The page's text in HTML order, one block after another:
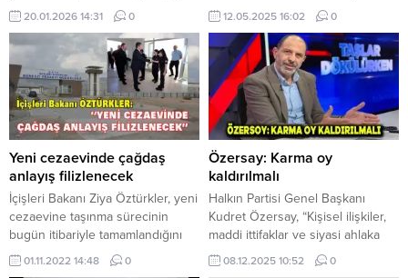
toplam maddi hasar 3 milyon 450
bin 500 TL oldu. En fazla kaza
Lefkoşa, Girne ve Gazimağusa’da
kaydedildi. Son bir haftalık sürede
KKTC’de 64 trafik kazası meydana
geldiği, 27 kişinin yaralandığı
bildirildi. Polis Basın Subaylığının...
20.01.2026 14:31 0
halindeki bir otobüste yangın
meydana geldi. Polis açıklamasına
göre, Şevket Debreli’nin
kullanımındaki TRF 379 plakalı
otobüste muhtemelen elektrik
sisteminin kısa devre yapıp
alevlenmesi sonucu meydana
gelen yangında aracın tavanı ile
25 koltuk tamamen, 22 koltuk da
kısmen yandı. ...
12.05.2025 16:02 0
Yeni cezaevinde çağdaş
anlayış filizlenecek
İçişleri Bakanı Ziya Öztürkler, yeni
cezaevine taşınma sürecinin
bugün itibariyle tamamlandığını
söyledi. Bakan Öztürkler, yeni
cezaevine bina olarak taşınmanın
01.11.2022 14:48 0
Özersay: Karma oy
kaldırılmalı
Halkın Partisi Genel Başkanı
Kudret Özersay, “Kişisel ilişkiler,
maddi ittifaklar ve siyasi ahlaka
zarar veren yöntemlerle kullanılır
hale geldi.” diyerek siyasi
08.12.2025 10:52 0